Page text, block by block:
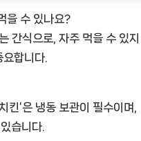
을 수 있나요?
간식으로, 자주 먹을 수 있지
합니다.
’은 냉동 보관이 필수이며,
습니다.